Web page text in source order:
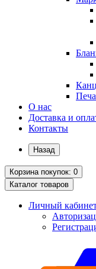
О нас
Доставка и
Контакты
Назад
Корзинапокупок: 0
Каталог товаров
Личный